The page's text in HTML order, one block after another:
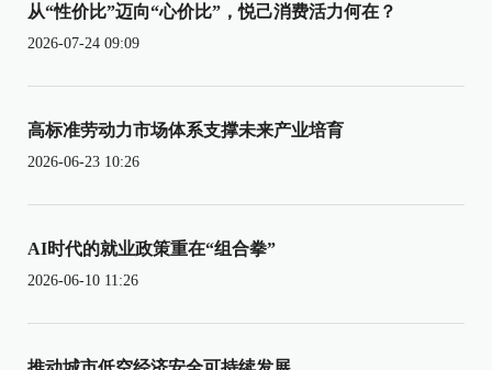
从“性价比”迈向“心价比”，悦己消费活力何在？
2026-07-24 09:09
高标准劳动力市场体系支撑未来产业培育
2026-06-23 10:26
AI时代的就业政策重在“组合拳”
2026-06-10 11:26